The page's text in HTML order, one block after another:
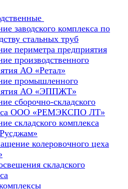
заводского комплекса по
стальных труб
периметра предприятия
производственного
АО «Ретал»
промышленного
АО «ЭППЖТ»
сборочно-складского
ООО «РЕМЭКСПО ЛТ»
складского комплекса
колеровочного цеха
складского